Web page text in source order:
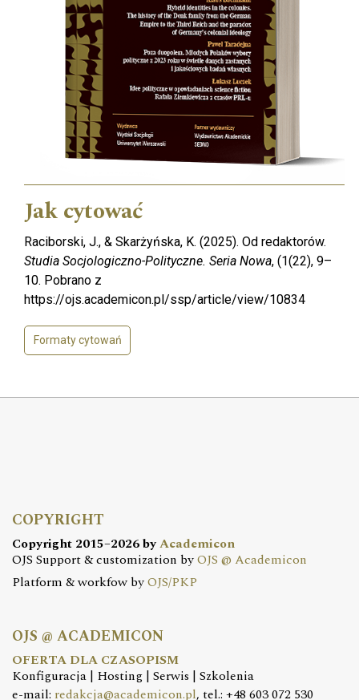
Jak cytować
Raciborski, J., & Skarżyńska, K. (2025). Od redaktorów.
Studia Socjologiczno-Polityczne. Seria Nowa, (1(22), 9–
10. Pobrano z
https://ojs.academicon.pl/ssp/article/view/10834
Formaty cytowań
COPYRIGHT
Copyright 2015–2026 byAcademicon
OJS Support & customization byOJS @ Academicon
Platform & workfow byOJS/PKP
OJS @ ACADEMICON
OFERTA DLA CZASOPISM
Konfiguracja | Hosting | Serwis | Szkolenia
e-mail: redakcja@academicon.pl, tel.: +48 603 072 530